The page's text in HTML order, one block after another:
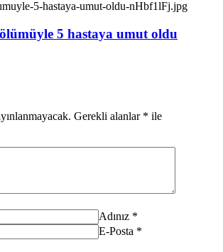
5 hastaya umut oldu
Gerekli alanlar * ile
Adınız *
E-Posta *